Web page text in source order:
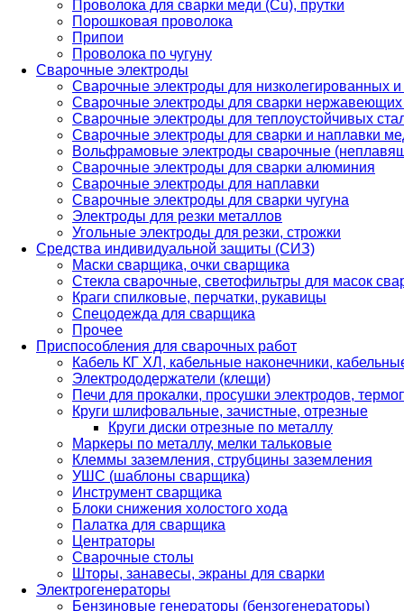
Проволока для сварки меди (Cu), прутки
Порошковая проволока
Припои
Проволока по чугуну
Сварочные электроды
Сварочные электроды для низколегированных и
Сварочные электроды для сварки
Сварочные электроды для теплоустойчивых
Сварочные электроды для сварки и наплавки
Вольфрамовые электроды сварочные
Сварочные электроды для сварки алюминия
Сварочные электроды для наплавки
Сварочные электроды для сварки чугуна
Электроды для резки металлов
Угольные электроды для резки, строжки
Средства индивидуальной защиты (СИЗ)
Маски сварщика, очки сварщика
Стекла сварочные, светофильтры для масок
Краги спилковые, перчатки, рукавицы
Спецодежда для сварщика
Прочее
Приспособления для сварочных работ
Кабель КГ ХЛ, кабельные наконечники,
Электрододержатели (клещи)
Печи для прокалки, просушки электродов,
Круги шлифовальные, зачистные, отрезные
Круги диски отрезные по металлу
Маркеры по металлу, мелки тальковые
Клеммы заземления, струбцины заземления
УШС (шаблоны сварщика)
Инструмент сварщика
Блоки снижения холостого хода
Палатка для сварщика
Центраторы
Сварочные столы
Шторы, занавесы, экраны для сварки
Электрогенераторы
Бензиновые генераторы (бензогенераторы)